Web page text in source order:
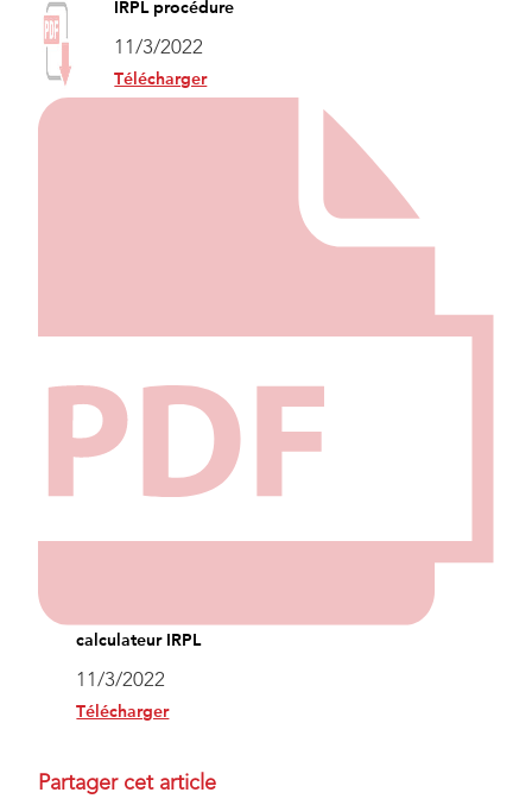
IRPL procédure
11/3/2022
Télécharger
calculateur IRPL
11/3/2022
Télécharger
Partager cet article